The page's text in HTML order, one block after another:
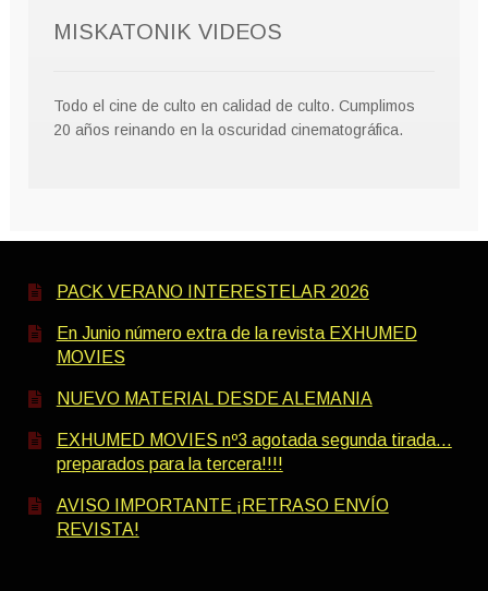
MISKATONIK VIDEOS
Todo el cine de culto en calidad de culto. Cumplimos
20 años reinando en la oscuridad cinematográfica.
PACK VERANO INTERESTELAR 2026
En Junio número extra de la revista EXHUMED
MOVIES
NUEVO MATERIAL DESDE ALEMANIA
EXHUMED MOVIES nº3 agotada segunda tirada…
preparados para la tercera!!!!
AVISO IMPORTANTE ¡RETRASO ENVÍO
REVISTA!